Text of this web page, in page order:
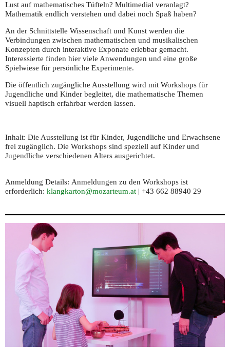
Lust auf mathematisches Tüfteln? Multimedial veranlagt?
Mathematik endlich verstehen und dabei noch Spaß haben?
An der Schnittstelle Wissenschaft und Kunst werden die
Verbindungen zwischen mathematischen und musikalischen
Konzepten durch interaktive Exponate erlebbar gemacht.
Interessierte finden hier viele Anwendungen und eine große
Spielwiese für persönliche Experimente.
Die öffentlich zugängliche Ausstellung wird mit Workshops für
Jugendliche und Kinder begleitet, die mathematische Themen
visuell haptisch erfahrbar werden lassen.
Inhalt: Die Ausstellung ist für Kinder, Jugendliche und Erwachsene
frei zugänglich. Die Workshops sind speziell auf Kinder und
Jugendliche verschiedenen Alters ausgerichtet.
Anmeldung Details: Anmeldungen zu den Workshops ist
erforderlich: klangkarton@mozarteum.at | +43 662 88940 29